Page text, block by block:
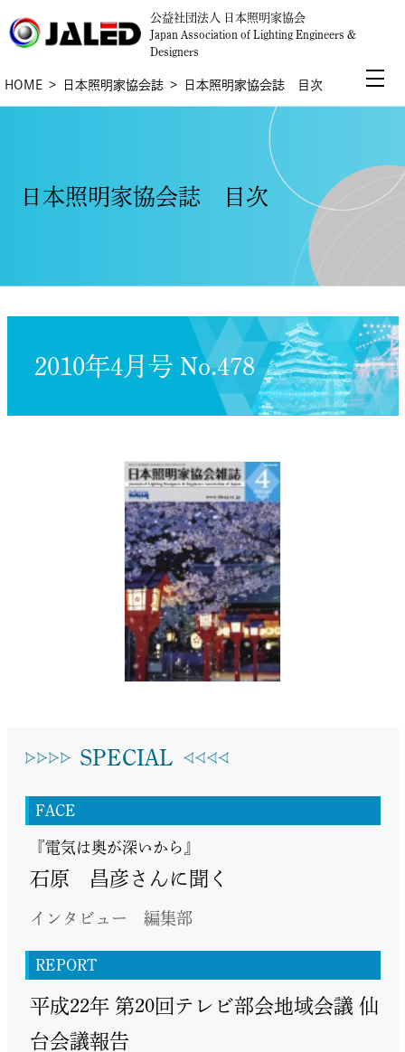
公益社団法人 日本照明家協会
Japan Association of Lighting Engineers &
Designers
HOME 日本照明家協会誌 日本照明家協会誌 目次
日本照明家協会誌 目次
2010年4月号 No.478
SPECIAL
FACE
『電気は奥が深いから』
石原 昌彦さんに聞く
インタビュー 編集部
REPORT
平成22年 第20回テレビ部会地域会議 仙
台会議報告